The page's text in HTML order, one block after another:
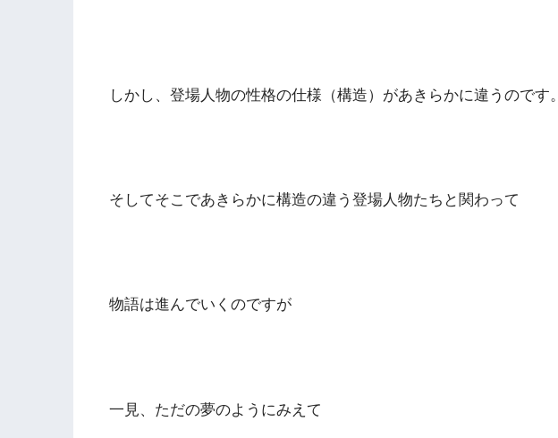
しかし、登場人物の性格の仕様（構造）があきらかに違うのです。
そしてそこであきらかに構造の違う登場人物たちと関わって
物語は進んでいくのですが
一見、ただの夢のようにみえて